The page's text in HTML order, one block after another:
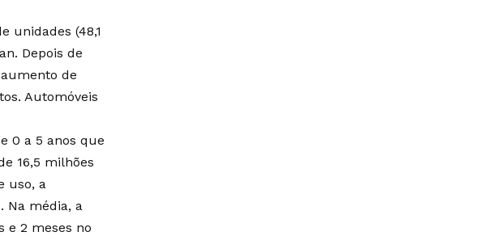
unidades (48,1
Depois de
de
Automóveis
0 a 5 anos que
16,5 milhões
uso, a
Na média, a
e 2 meses no